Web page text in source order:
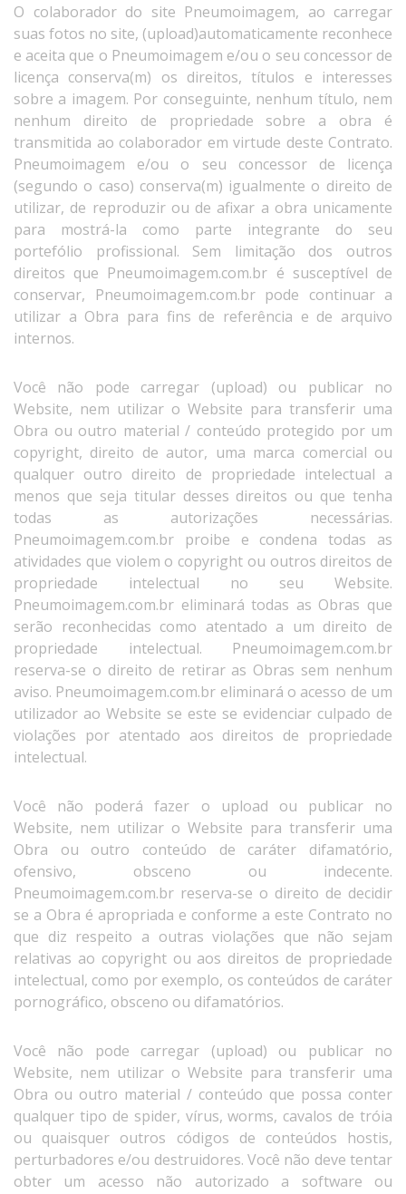
O colaborador do site Pneumoimagem, ao carregar
suas fotos no site, (upload)automaticamente reconhece
e aceita que o Pneumoimagem e/ou o seu concessor de
licença conserva(m) os direitos, títulos e interesses
sobre a imagem. Por conseguinte, nenhum título, nem
nenhum direito de propriedade sobre a obra é
transmitida ao colaborador em virtude deste Contrato.
Pneumoimagem e/ou o seu concessor de licença
(segundo o caso) conserva(m) igualmente o direito de
utilizar, de reproduzir ou de afixar a obra unicamente
para mostrá-la como parte integrante do seu
portefólio profissional. Sem limitação dos outros
direitos que Pneumoimagem.com.br é susceptível de
conservar, Pneumoimagem.com.br pode continuar a
utilizar a Obra para fins de referência e de arquivo
internos.
Você não pode carregar (upload) ou publicar no
Website, nem utilizar o Website para transferir uma
Obra ou outro material / conteúdo protegido por um
copyright, direito de autor, uma marca comercial ou
qualquer outro direito de propriedade intelectual a
menos que seja titular desses direitos ou que tenha
todas as autorizações necessárias.
Pneumoimagem.com.br proibe e condena todas as
atividades que violem o copyright ou outros direitos de
propriedade intelectual no seu Website.
Pneumoimagem.com.br eliminará todas as Obras que
serão reconhecidas como atentado a um direito de
propriedade intelectual. Pneumoimagem.com.br
reserva-se o direito de retirar as Obras sem nenhum
aviso. Pneumoimagem.com.br eliminará o acesso de um
utilizador ao Website se este se evidenciar culpado de
violações por atentado aos direitos de propriedade
intelectual.
Você não poderá fazer o upload ou publicar no
Website, nem utilizar o Website para transferir uma
Obra ou outro conteúdo de caráter difamatório,
ofensivo, obsceno ou indecente.
Pneumoimagem.com.br reserva-se o direito de decidir
se a Obra é apropriada e conforme a este Contrato no
que diz respeito a outras violações que não sejam
relativas ao copyright ou aos direitos de propriedade
intelectual, como por exemplo, os conteúdos de caráter
pornográfico, obsceno ou difamatórios.
Você não pode carregar (upload) ou publicar no
Website, nem utilizar o Website para transferir uma
Obra ou outro material / conteúdo que possa conter
qualquer tipo de spider, vírus, worms, cavalos de tróia
ou quaisquer outros códigos de conteúdos hostis,
perturbadores e/ou destruidores. Você não deve tentar
obter um acesso não autorizado a software ou